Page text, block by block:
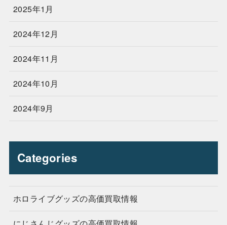
2025年1月
2024年12月
2024年11月
2024年10月
2024年9月
Categories
ホロライブグッズの高価買取情報